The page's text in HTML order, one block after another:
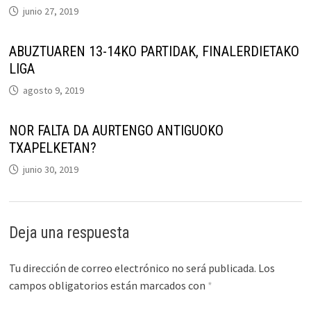
junio 27, 2019
ABUZTUAREN 13-14KO PARTIDAK, FINALERDIETAKO
LIGA
agosto 9, 2019
NOR FALTA DA AURTENGO ANTIGUOKO
TXAPELKETAN?
junio 30, 2019
Deja una respuesta
Tu dirección de correo electrónico no será publicada. Los
campos obligatorios están marcados con *